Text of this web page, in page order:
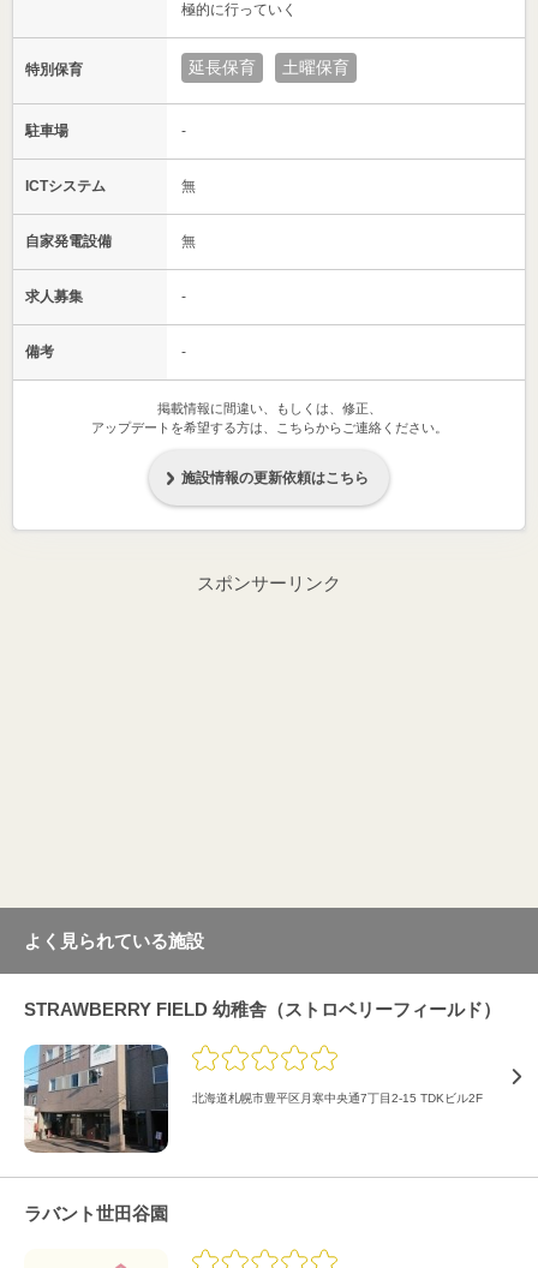
極的に行っていく
特別保育 延長保育 土曜保育
駐車場 -
ICTシステム 無
自家発電設備 無
求人募集 -
備考 -
掲載情報に間違い、もしくは、修正、
アップデートを希望する方は、こちらからご連絡ください。
施設情報の更新依頼はこちら
スポンサーリンク
よく見られている施設
STRAWBERRY FIELD 幼稚舎（ストロベリーフィールド）
北海道札幌市豊平区月寒中央通7丁目2-15 TDKビル2F
ラバント世田谷園